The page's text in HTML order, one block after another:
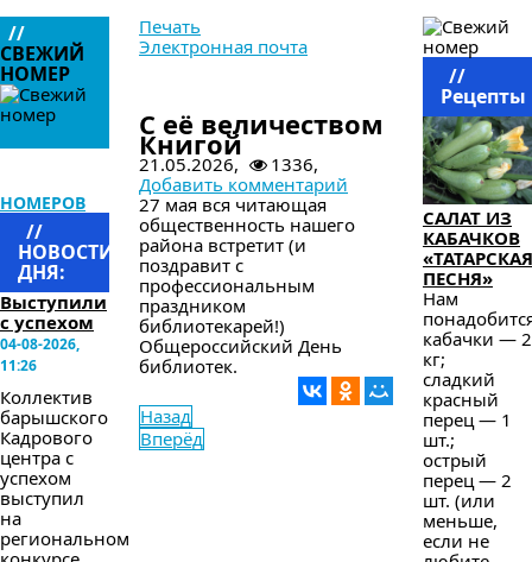
//
СВЕЖИЙ
НОМЕР
НОМЕРОВ
//
НОВОСТИ
ДНЯ:
Выступили
с успехом
04-08-2026,
11:26
Коллектив
барышского
Кадрового
центра с
успехом
выступил
на
региональном
Печать
Электронная почта
С её величеством
Книгой
21.05.2026,
1336,
Добавить комментарий
27 мая вся читающая
общественность нашего
района встретит (и
поздравит с
профессиональным
праздником
библиотекарей!)
Общероссийский День
библиотек.
Назад
Вперёд
//
Рецепты
САЛАТ ИЗ
КАБАЧКОВ
«ТАТАРСКАЯ
ПЕСНЯ»
Нам
кабачки — 2
кг;
сладкий
красный
перец — 1
шт.;
острый
перец — 2
шт. (или
меньше,
если не